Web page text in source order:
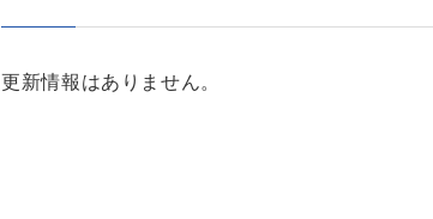
更新情報はありません。